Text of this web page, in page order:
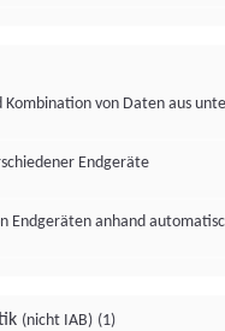
Kombination von Daten aus
Endgeräte
Endgeräten anhand
(nicht IAB) (1)